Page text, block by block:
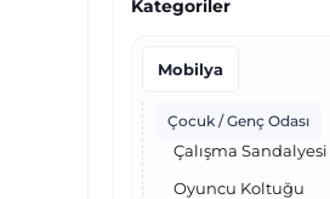
Kategoriler
Mobilya
Çocuk / Genç Odası
Çalışma Sandalyesi
Oyuncu Koltuğu